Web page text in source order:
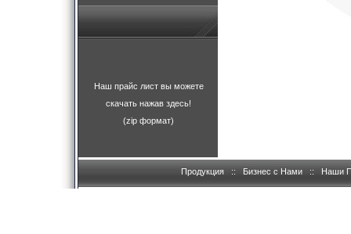
Наш прайс лист вы можете
скачать нажав здесь!
(zip формат)
Продукция :: Бизнес с Нами :: Наши